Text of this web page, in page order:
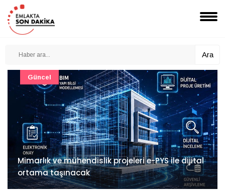
Ara
Mimarlık ve mühendislik projeleri e-PYS ile dijital
ortama taşınacak
Güncel